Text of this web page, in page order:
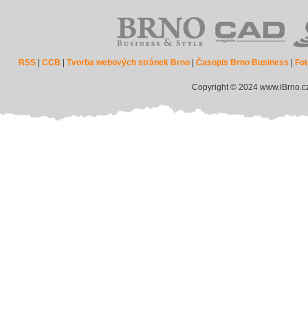
RSS |CCB |Tvorba webových stránek Brno |Časopis Brno Business
Copyright © 2024